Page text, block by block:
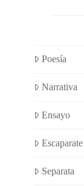
Poesía
Narrativa
Ensayo
Escaparate
Separata